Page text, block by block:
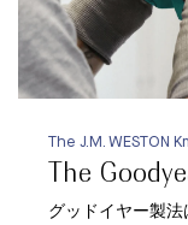
The J.M. WESTON
The
グッドイヤー製